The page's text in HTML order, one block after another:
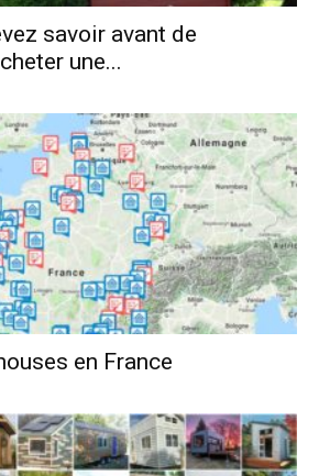
savoir avant de
une...
en France